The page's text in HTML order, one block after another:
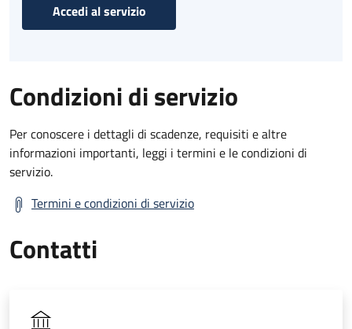
Accedi al servizio
Condizioni di servizio
Per conoscere i dettagli di scadenze, requisiti e altre
informazioni importanti, leggi i termini e le condizioni di
servizio.
Termini e condizioni di servizio
Contatti